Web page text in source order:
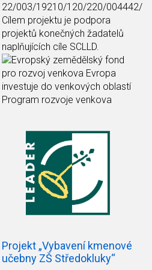
22/003/19210/120/220/004442/
Cílem projektu je podpora
projektů konečných žadatelů
naplňujících cíle SCLLD.
Projekt „Vybavení kmenové
učebny ZŠ Středokluky“